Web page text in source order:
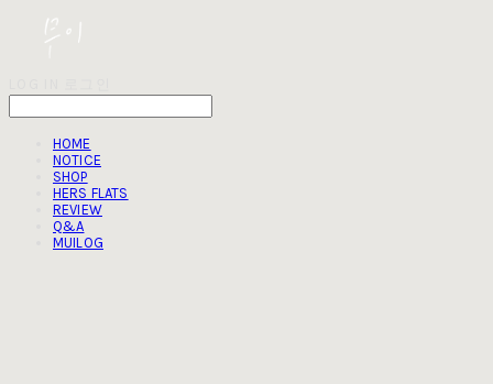
HOME
NOTICE
SHOP
HERS FLATS
REVIEW
Q&A
MUILOG